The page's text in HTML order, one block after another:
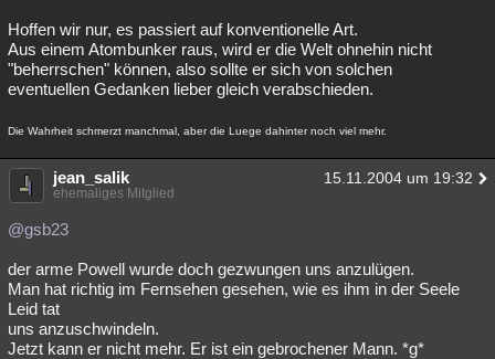
Hoffen wir nur, es passiert auf konventionelle Art.
Aus einem Atombunker raus, wird er die Welt ohnehin nicht
"beherrschen" können, also sollte er sich von solchen
eventuellen Gedanken lieber gleich verabschieden.
Die Wahrheit schmerzt manchmal, aber die Luege dahinter noch viel mehr.
jean_salik 15.11.2004 um 19:32
ehemaliges Mitglied
@gsb23
der arme Powell wurde doch gezwungen uns anzulügen.
Man hat richtig im Fernsehen gesehen, wie es ihm in der Seele
Leid tat
uns anzuschwindeln.
Jetzt kann er nicht mehr. Er ist ein gebrochener Mann. *g*